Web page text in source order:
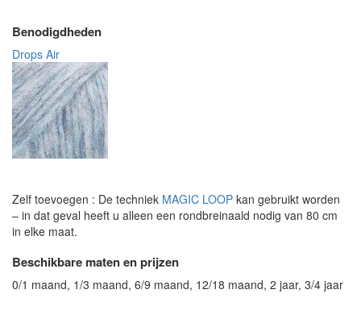
Benodigdheden
Drops Air
Zelf toevoegen : De techniek MAGIC LOOP kan gebruikt worden
– in dat geval heeft u alleen een rondbreinaald nodig van 80 cm
in elke maat.
Beschikbare maten en prijzen
0/1 maand, 1/3 maand, 6/9 maand, 12/18 maand, 2 jaar, 3/4 jaar